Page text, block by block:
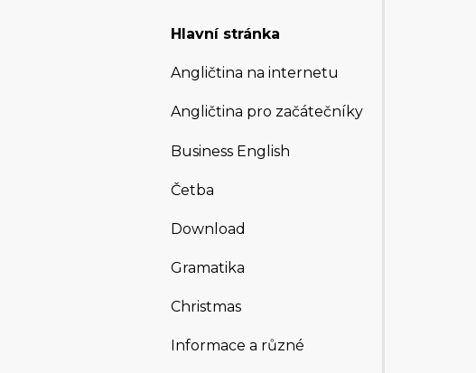
Hlavní stránka
Angličtina na internetu
Angličtina pro začátečníky
Business English
Četba
Download
Gramatika
Christmas
Informace a různé